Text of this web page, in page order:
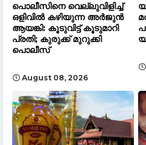
പൊലീസിനെ വെല്ലുവിളിച്ച്
ഒളിവിൽ കഴിയുന്ന അർജുൻ
ആയങ്കി: കൂടുവിട്ട് കൂടുമാറി
പ്രതി; കുരുക്ക് മുറുക്കി
പൊലീസ്
August 08, 2026